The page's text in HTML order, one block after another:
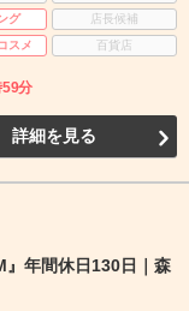
グ
店長候補
スメ 百貨店
分
詳細を見る
』年間休日130日｜森